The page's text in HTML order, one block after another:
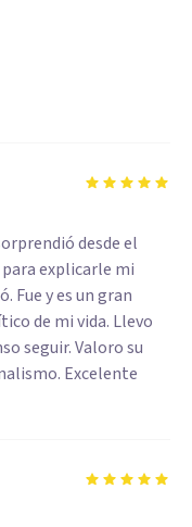
desde el
explicarle mi
Fue y es un gran
de mi vida. Llevo
seguir. Valoro su
Excelente